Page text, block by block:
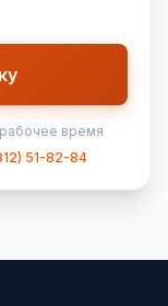
время
51-82-84